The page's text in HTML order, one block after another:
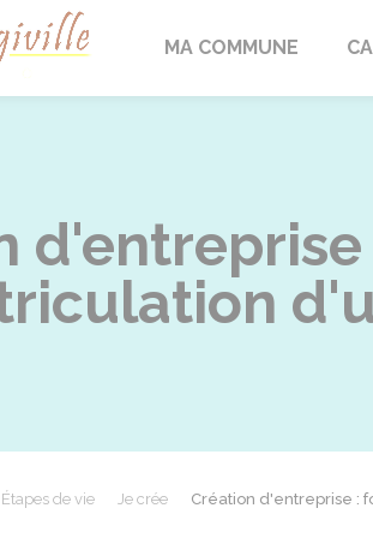
Heutrégiville
MA COMMUNE
Étapes de vie Je crée
Création d'entreprise :